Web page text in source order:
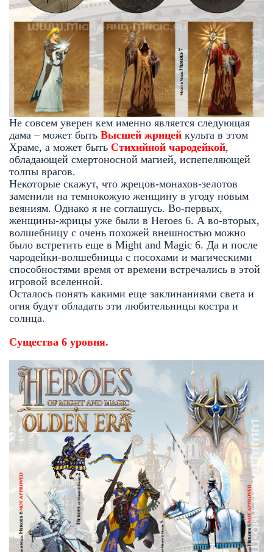
Не совсем уверен кем именно является следующая
дама – может быть Высшей жрицей культа в этом
Храме, а может быть Стихийной чародейкой,
обладающей смертоносной магией, испепеляющей
толпы врагов.
Некоторые скажут, что жрецов-монахов-зелотов
заменили на темнокожую женщину в угоду новым
веяниям. Однако я не соглашусь. Во-первых,
женщины-жрицы уже были в Heroes 6. А во-вторых,
волшебницу с очень похожей внешностью можно
было встретить еще в Might and Magic 6. Да и после
чародейки-волшебницы с посохами и магическими
способностями время от времени встречались в этой
игровой вселенной.
Осталось понять какими еще заклинаниями света и
огня будут обладать эти любительницы костра и
солнца.
Существа 6 уровня.